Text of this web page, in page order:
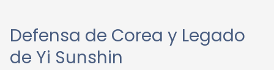
Defensa de Corea y Legado
de Yi Sunshin